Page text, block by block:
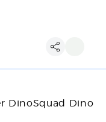
DinoSquad Dino